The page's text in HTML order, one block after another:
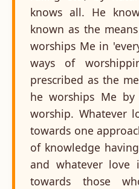
knows all. He
known as the
worships Me in
ways of
prescribed as the
he worships Me
worship. Whatever
towards one
of knowledge
and whatever
towards those